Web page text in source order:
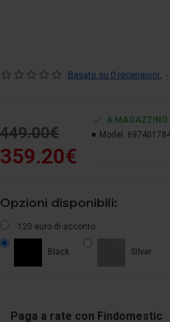
Basato su 0 recensioni. -
359.20€
449.00€
A MAGAZZINO
Model:
Opzioni disponibili:
120 euro di acconto
Black Silver
Paga a rate con Findomestic